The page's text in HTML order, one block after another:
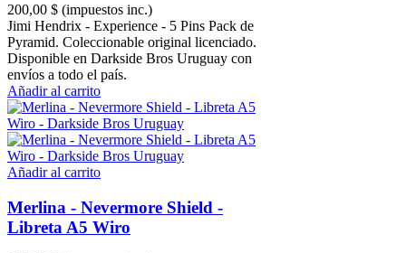
200,00 $ (impuestos inc.)
Jimi Hendrix - Experience - 5 Pins Pack de
Pyramid. Coleccionable original licenciado.
Disponible en Darkside Bros Uruguay con
envíos a todo el país.
Añadir al carrito
Añadir al carrito
Merlina - Nevermore Shield -
Libreta A5 Wiro